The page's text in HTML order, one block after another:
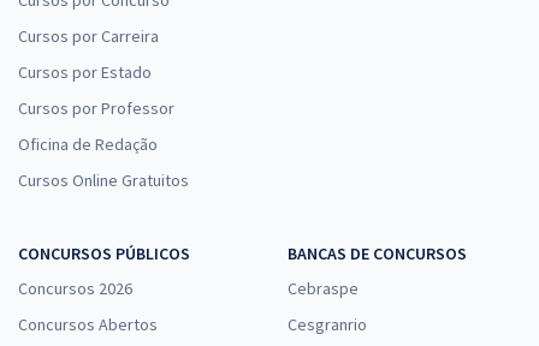
Cursos por Carreira
Cursos por Estado
Cursos por Professor
Oficina de Redação
Cursos Online Gratuitos
CONCURSOS PÚBLICOS
Concursos 2026
Concursos Abertos
BANCAS DE CONCURSOS
Cebraspe
Cesgranrio